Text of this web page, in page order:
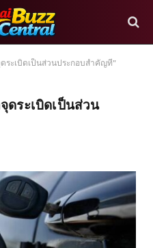
ระเบิดเป็นส่วนประกอบสำคัญที่"
ดระเบิดเป็นส่วน